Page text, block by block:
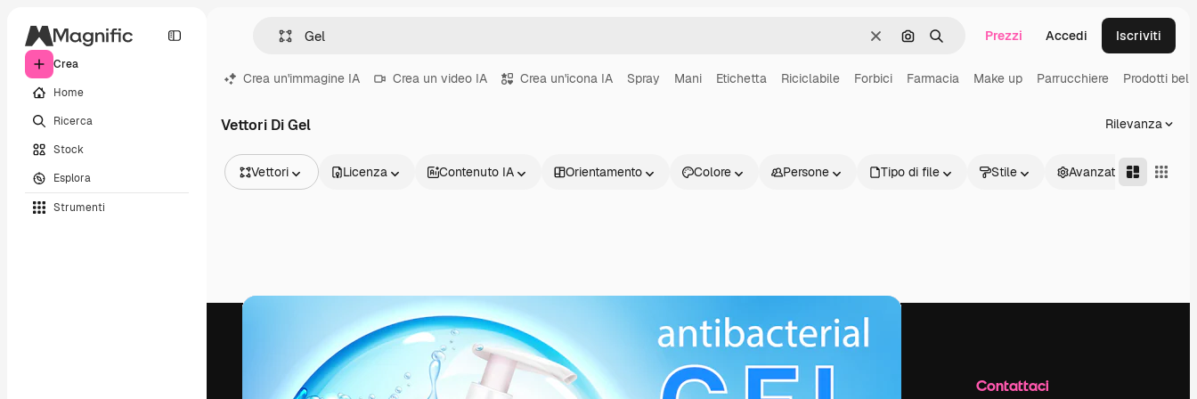
Crea
Home
Ricerca
Stock
Esplora
Strumenti
CancellaCerca per immagine
Ricerca Prezzi Accedi Iscriviti
Crea un'immagine IA Crea un video IA Crea un'icona IA Spray Mani Etichetta Riciclabile Forbici Farmacia Make up Parrucchiere Prodotti
Vettori Di Gel Rilevanza
Vettori
Video
Licenza Contenuto IA Orientamento Colore Persone Tipo di file Stile Avanzate
Prodotti Inizia Contattaci